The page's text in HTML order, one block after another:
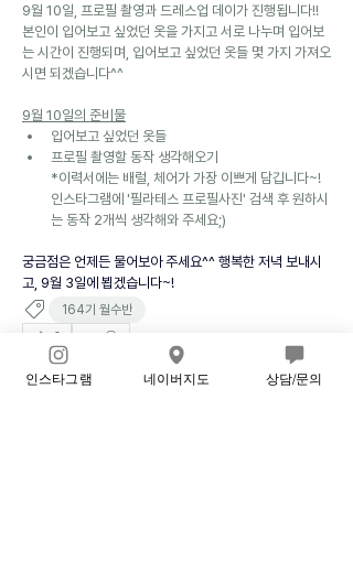
9월 10일, 프로필 촬영과 드레스업 데이가 진행됩니다!!
본인이 입어보고 싶었던 옷을 가지고 서로 나누며 입어보
는 시간이 진행되며, 입어보고 싶었던 옷들 몇 가지 가져오
시면 되겠습니다^^
9월 10일의 준비물
입어보고 싶었던 옷들
프로필 촬영할 동작 생각해오기
*이력서에는 배럴, 체어가 가장 이쁘게 담깁니다~!
인스타그램에 '필라테스 프로필사진' 검색 후 원하시
는 동작 2개씩 생각해와 주세요;)
궁금점은 언제든 물어보아 주세요^^ 행복한 저녁 보내시
고, 9월 3일에 뵙겠습니다~!
164기 월수반
0
4
인스타그램 네이버지도 상담/문의